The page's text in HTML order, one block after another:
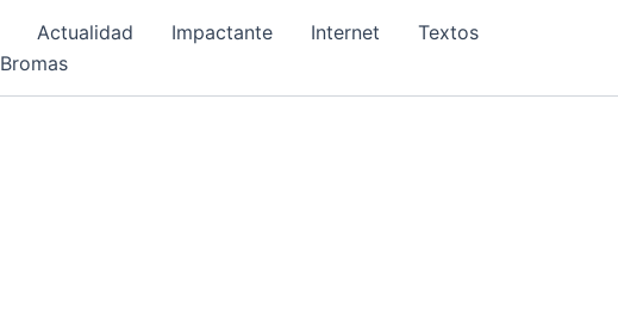
Actualidad Impactante Internet
Textos
Bromas